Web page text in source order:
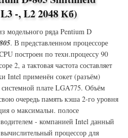
-, L2 2048 Кб)
модельного ряда Pentium D
805. В представленном процессоре
построен по техн.процессу 90
2, а тактовая частота составляет
Intel применён сокет (разъём)
плате LGA775. Объём
очередь память кэша 2-го уровня
о максимальн. полосе
- компанией Intel данный
процессор для